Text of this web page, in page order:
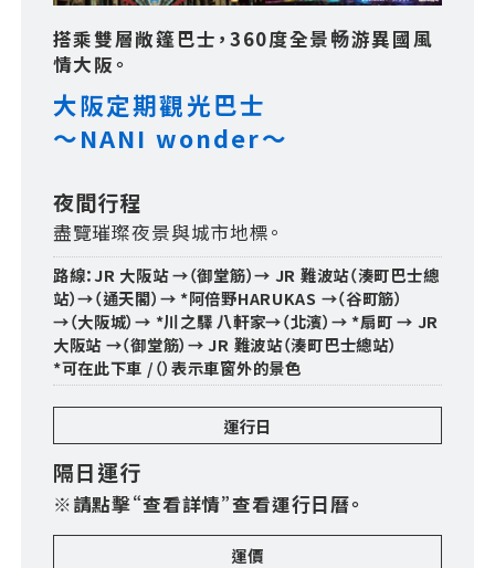
搭乘雙層敞篷巴士，360度全景畅游異國風
情大阪。
大阪定期觀光巴士
～NANI wonder～
夜間行程
盡覽璀璨夜景與城市地標。
路線：JR 大阪站 →（御堂筋）→ JR 難波站（湊町巴士總
站）→（通天閣）→ *阿倍野HARUKAS →（谷町筋）
→（大阪城）→ *川之驛 八軒家→（北濱）→ *扇町 → JR
大阪站 →（御堂筋）→ JR 難波站（湊町巴士總站）
*可在此下車 /（）表示車窗外的景色
運行日
隔日運行
※請點擊“查看詳情”查看運行日曆。
運價